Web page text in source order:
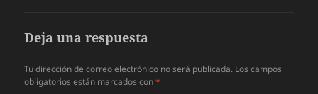
Deja una respuesta
Tu dirección de correo electrónico no será publicada. Los campos
obligatorios están marcados con*